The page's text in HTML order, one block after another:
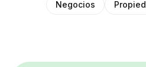
Negocios